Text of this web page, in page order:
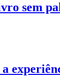
sem